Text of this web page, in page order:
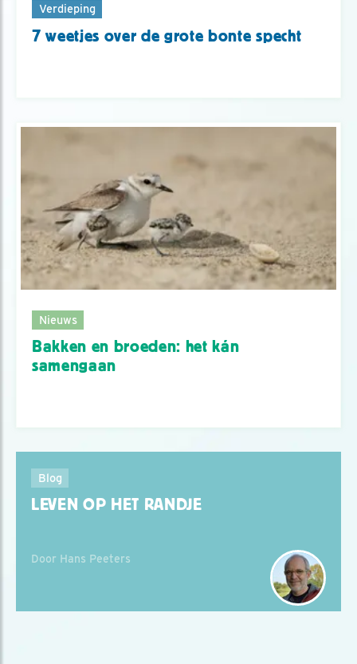
Verdieping
7 weetjes over de grote bonte specht
Nieuws
Bakken en broeden: het kán
samengaan
Blog
LEVEN OP HET RANDJE
Door Hans Peeters